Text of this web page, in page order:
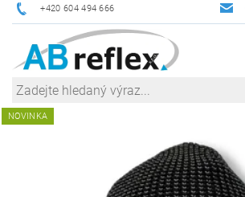
+420 604 494 666
NOVINKA